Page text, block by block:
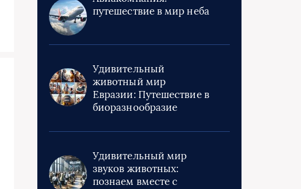
путешествие в мир неба
Удивительный
животный мир
Евразии: Путешествие в
биоразнообразие
Удивительный мир
звуков животных:
познаем вместе с